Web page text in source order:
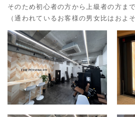
そのため初心者の方から上級者の方ま
（通われているお客様の男女比はおよ